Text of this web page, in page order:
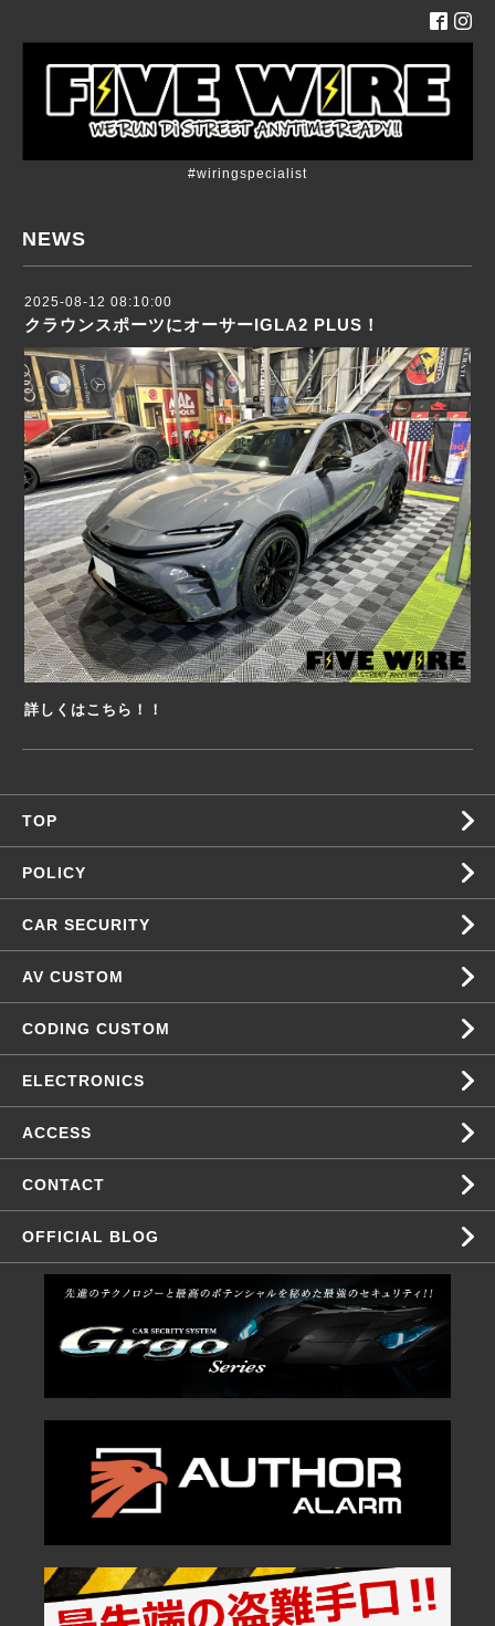
#wiringspecialist
NEWS
2025-08-12 08:10:00
クラウンスポーツにオーサーIGLA2 PLUS！
詳しくはこちら！！
TOP
POLICY
CAR SECURITY
AV CUSTOM
CODING CUSTOM
ELECTRONICS
ACCESS
CONTACT
OFFICIAL BLOG